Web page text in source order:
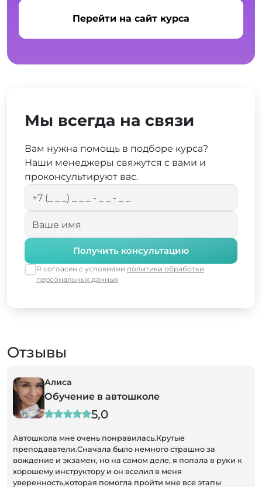
Перейти на сайт курса
Мы всегда на связи
Вам нужна помощь в подборе курса?
Наши менеджеры свяжутся с вами и
проконсультируют вас.
Получить консультацию
Я согласен с условиями политики обработки
персональных данных
Отзывы
Алиса
Обучение в автошколе
5,0
Автошкола мне очень понравилась.Крутые
преподаватели.Сначала было немного страшно за
вождение и экзамен, но на самом деле, я попала в руки к
хорошему инструктору и он вселил в меня
уверенность,которая помогла пройти мне все этапы